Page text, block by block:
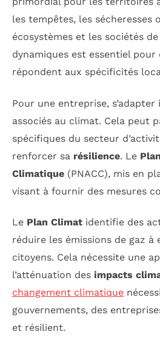
les tempêtes, les sécheresses
écosystèmes et les sociétés
dynamiques est essentiel pour
répondent aux spécificités
Pour une entreprise,
associés au climat. Cela peut
spécifiques du secteur
renforcer sa résilience. Le
Climatique (PNACC), mis en
visant à fournir des mesures
Le Plan Climat identifie des
réduire les émissions de gaz
citoyens. Cela nécessite une
l’atténuation des impacts
changement climatique
gouvernements, des
et résilient.